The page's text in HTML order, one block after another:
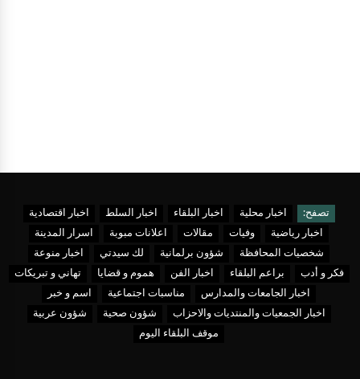
تصفح: اخبار محلية اخبار البلقاء اخبار السلط
اخبار اقتصادية
اخبار رياضية
وفيات مقالات اعلانات مبوبة
اسرار المدينة
شخصيات المحافظة
شؤون برلمانية لك سيدتي
اخبار منوعة
فكر و أدب
براعم البلقاء اخبار الفن هموم و قضايا
تهاني و تبريكات
اخبار الجامعات والمدارس
مناسبات اجتماعية
اسم و خبر
اخبار الجمعيات والمنتديات والاحزاب
شؤون صحية
شؤون عربية
موقف البلقاء اليوم